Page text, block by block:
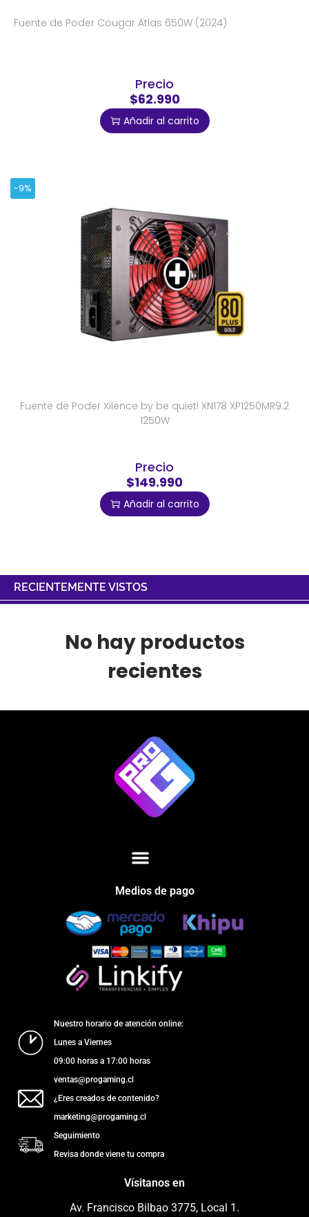
Fuente de Poder Cougar Atlas 650W (2024)
Precio
$62.990
Añadir al carrito
-9%
Fuente de Poder Xilence by be quiet! XN178 XP1250MR9.2
1250W
Precio
$149.990
Añadir al carrito
RECIENTEMENTE VISTOS
No hay productos
recientes
Medios de pago
Nuestro horario de atención online:
Lunes a Viernes
09:00 horas a 17:00 horas
ventas@progaming.cl
¿Eres creados de contenido?
marketing@progaming.cl
Seguimiento
Revisa donde viene tu compra
Vísitanos en
Av. Francisco Bilbao 3775, Local 1.